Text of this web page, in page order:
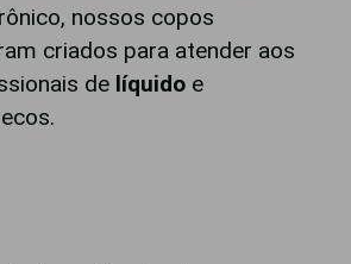
nossos copos
criados para atender aos
de líquido e